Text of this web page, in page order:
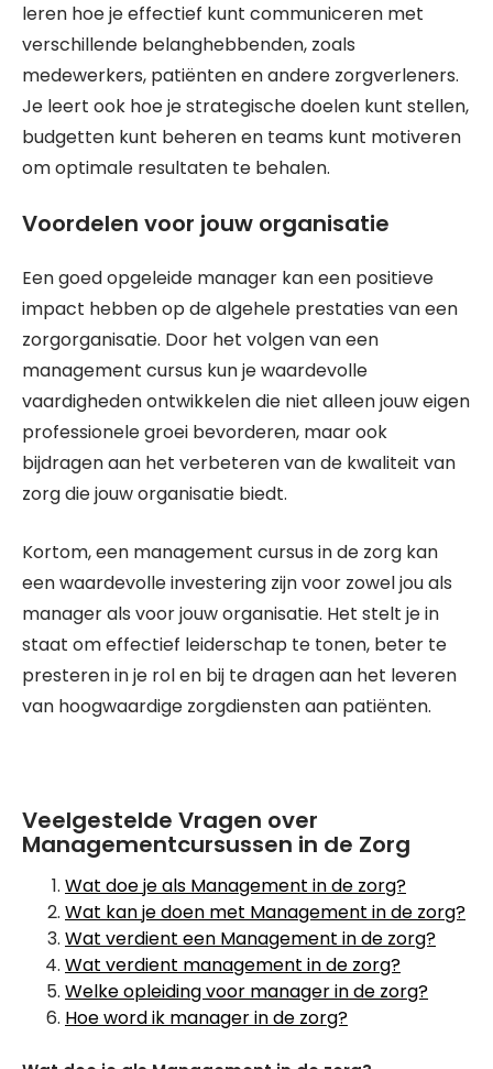
leren hoe je effectief kunt communiceren met
verschillende belanghebbenden, zoals
medewerkers, patiënten en andere zorgverleners.
Je leert ook hoe je strategische doelen kunt stellen,
budgetten kunt beheren en teams kunt motiveren
om optimale resultaten te behalen.
Voordelen voor jouw organisatie
Een goed opgeleide manager kan een positieve
impact hebben op de algehele prestaties van een
zorgorganisatie. Door het volgen van een
management cursus kun je waardevolle
vaardigheden ontwikkelen die niet alleen jouw eigen
professionele groei bevorderen, maar ook
bijdragen aan het verbeteren van de kwaliteit van
zorg die jouw organisatie biedt.
Kortom, een management cursus in de zorg kan
een waardevolle investering zijn voor zowel jou als
manager als voor jouw organisatie. Het stelt je in
staat om effectief leiderschap te tonen, beter te
presteren in je rol en bij te dragen aan het leveren
van hoogwaardige zorgdiensten aan patiënten.
Veelgestelde Vragen over
Managementcursussen in de Zorg
Wat doe je als Management in de zorg?
Wat kan je doen met Management in de zorg?
Wat verdient een Management in de zorg?
Wat verdient management in de zorg?
Welke opleiding voor manager in de zorg?
Hoe word ik manager in de zorg?